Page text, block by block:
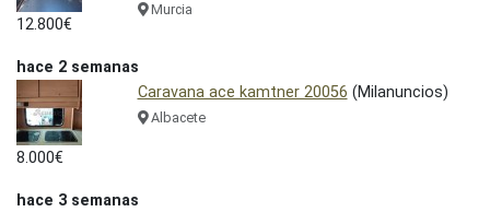
12.800€
Murcia
hace 2 semanas
8.000€
Caravana ace kamtner 20056 (Milanuncios)
Albacete
hace 3 semanas